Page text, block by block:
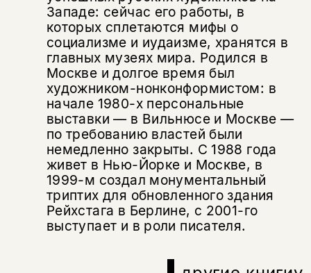
Западе: сейчас его работы, в
которых сплетаются мифы о
социализме и иудаизме, хранятся в
главных музеях мира. Родился в
Москве и долгое время был
художником-нонконформистом: в
начале 1980-х персональные
выставки — в Вильнюсе и Москве —
по требованию властей были
немедленно закрыты. С 1988 года
живет в Нью-Йорке и Москве, в
1999-м создал монументальный
триптих для обновленного здания
Рейхстага в Берлине, с 2001-го
выступает и в роли писателя.